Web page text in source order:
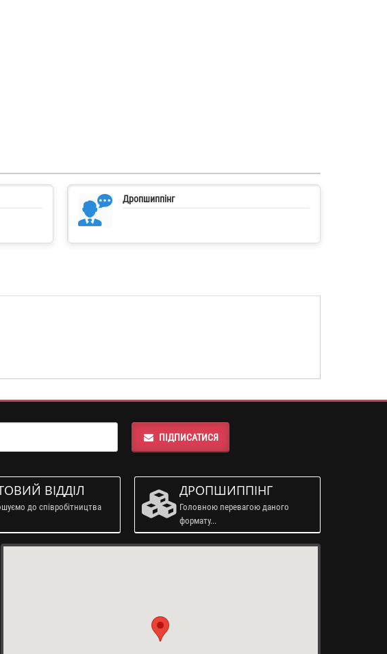
Дропшиппінг
ПІДПИСАТИСЯ
ВІДДІЛ
до співробітництва
ДРОПШИППІНГ
Головною перевагою даного
формату...